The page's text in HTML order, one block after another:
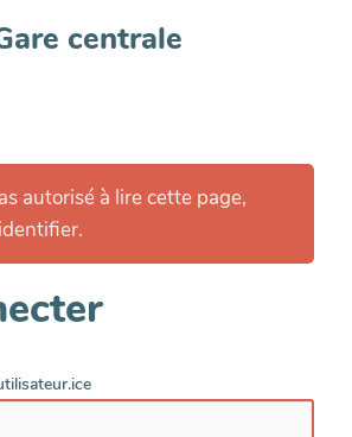
centrale
autorisé à lire cette page,